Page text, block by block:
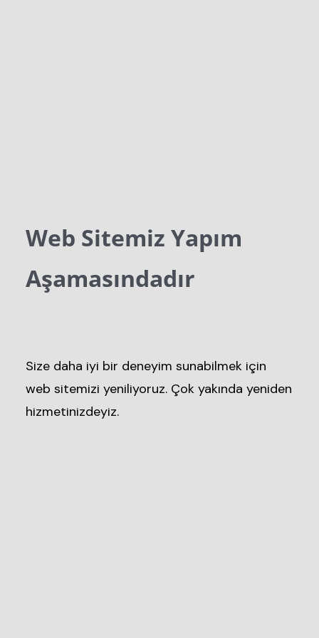
Web Sitemiz Yapım
Aşamasındadır
Size daha iyi bir deneyim sunabilmek için
web sitemizi yeniliyoruz. Çok yakında yeniden
hizmetinizdeyiz.